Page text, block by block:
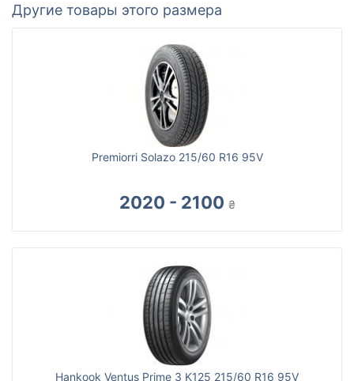
Другие товары этого размера
Premiorri Solazo 215/60 R16 95V
2020 - 2100 ₴
Hankook Ventus Prime 3 K125 215/60 R16 95V